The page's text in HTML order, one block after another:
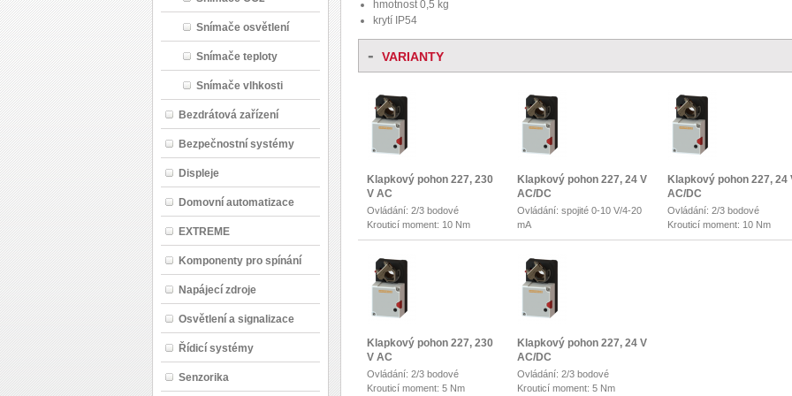
Snímače osvětlení
Snímače teploty
Snímače vlhkosti
Bezdrátová zařízení
Bezpečnostní systémy
Displeje
Domovní automatizace
EXTREME
Komponenty pro spínání
Napájecí zdroje
Osvětlení a signalizace
Řídicí systémy
Senzorika
hmotnost 0,5 kg
krytí IP54
- VARIANTY
Klapkový pohon 227, 230
V AC
Ovládání: 2/3 bodové
Krouticí moment: 10 Nm
Klapkový pohon 227, 24 V
AC/DC
Ovládání: spojité 0-10 V/4-20
mA
Krouticí moment: 10 Nm
Klapkový pohon 227, 24
AC/DC
Ovládání: 2/3 bodové
Krouticí moment: 10 Nm
Klapkový pohon 227, 230
V AC
Ovládání: 2/3 bodové
Krouticí moment: 5 Nm
Klapkový pohon 227, 24 V
AC/DC
Ovládání: 2/3 bodové
Krouticí moment: 5 Nm